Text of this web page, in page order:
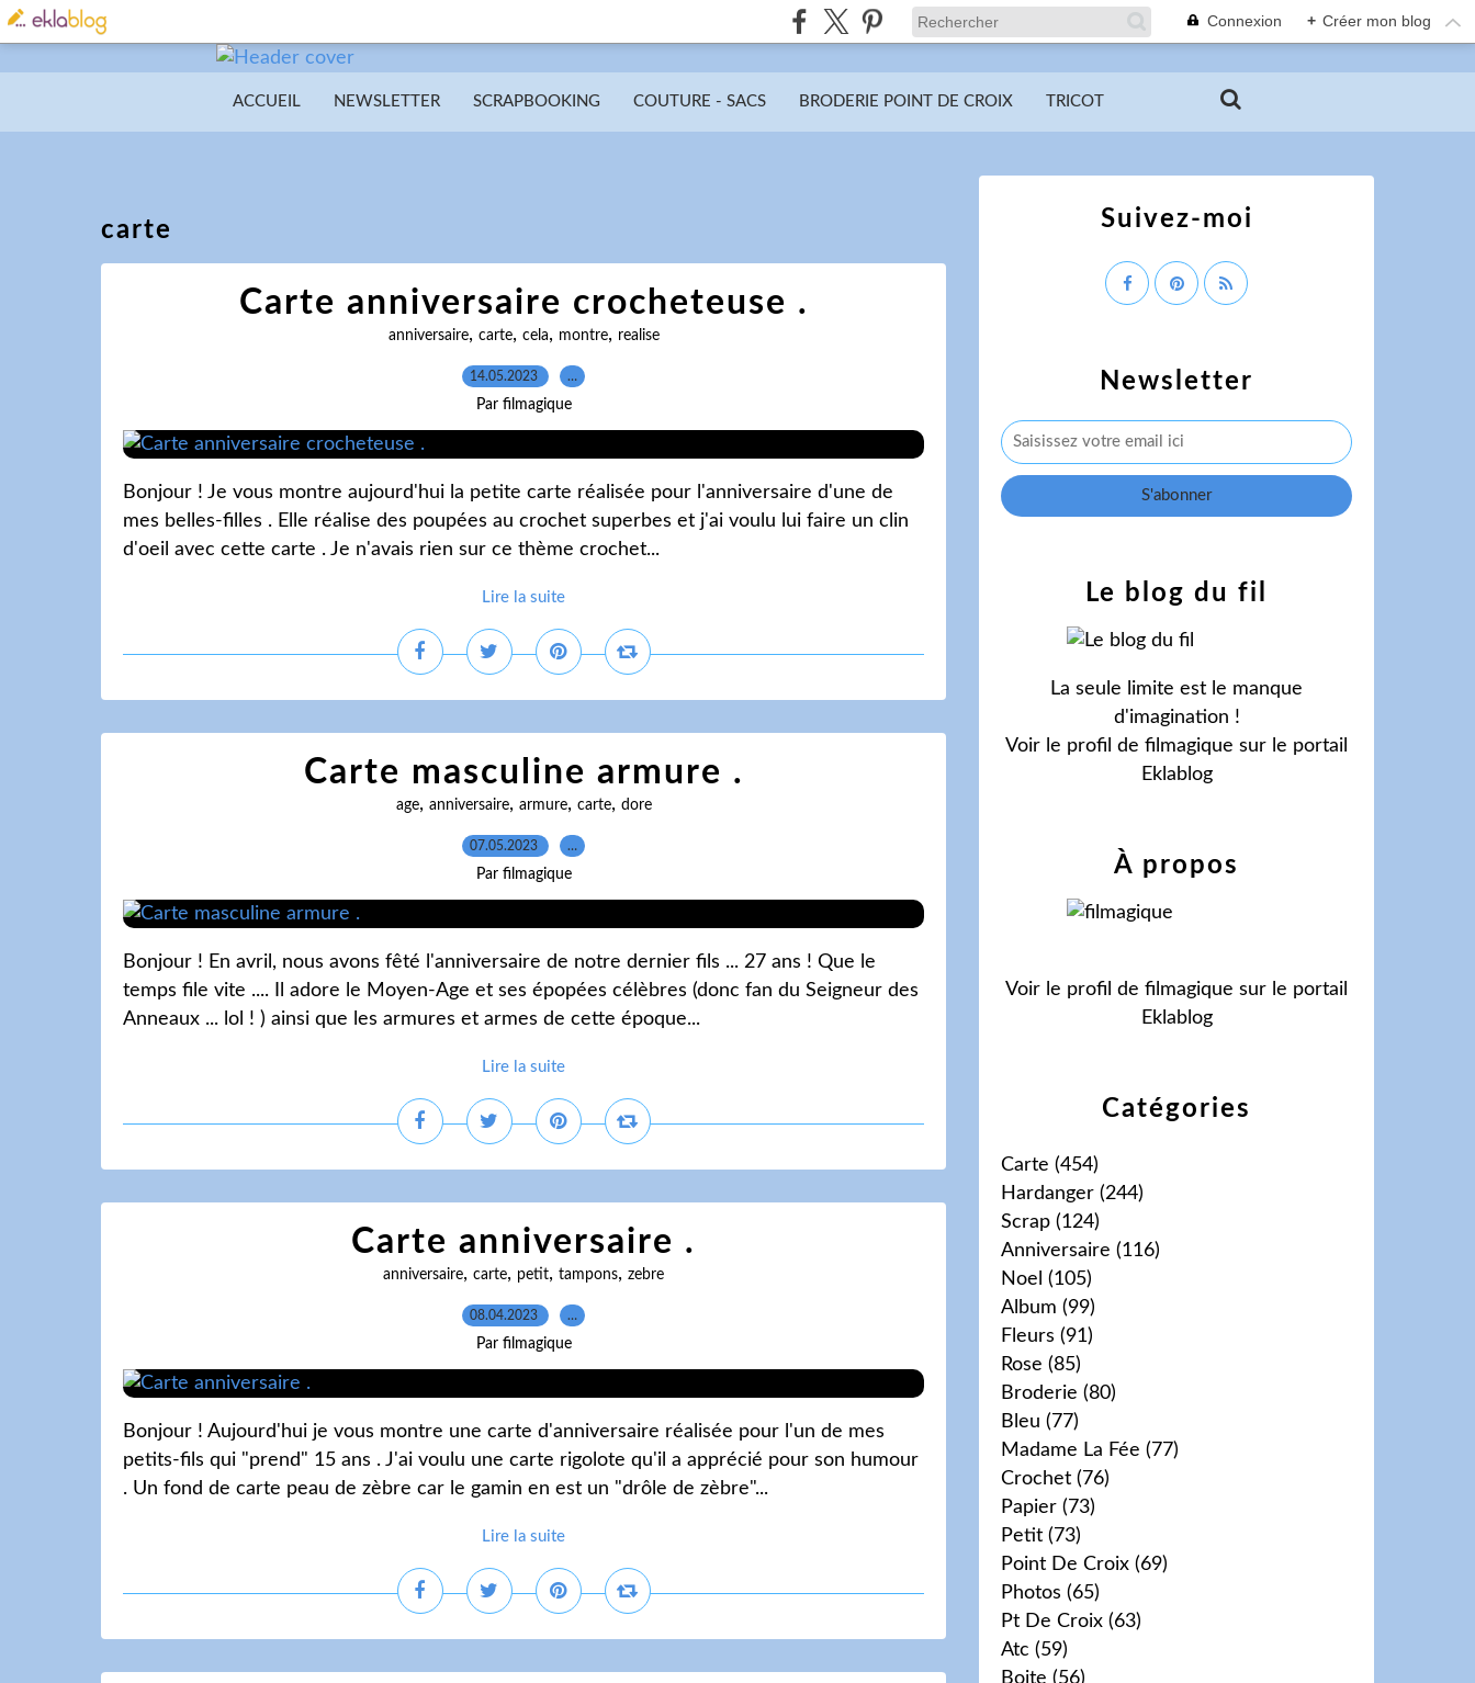
Connexion + Créer mon blog
ACCUEIL NEWSLETTER SCRAPBOOKING COUTURE - SACS BRODERIE POINT DE CROIX TRICOT
carte
Carte anniversaire crocheteuse .
anniversaire, carte, cela, montre, realise
14.05.2023 …
Par filmagique
Bonjour ! Je vous montre aujourd'hui la petite carte réalisée pour l'anniversaire d'une de
mes belles-filles . Elle réalise des poupées au crochet superbes et j'ai voulu lui faire un clin
d'oeil avec cette carte . Je n'avais rien sur ce thème crochet...
Lire la suite
Carte masculine armure .
age, anniversaire, armure, carte, dore
07.05.2023 …
Par filmagique
Bonjour ! En avril, nous avons fêté l'anniversaire de notre dernier fils ... 27 ans ! Que le
temps file vite .... Il adore le Moyen-Age et ses épopées célèbres (donc fan du Seigneur des
Anneaux ... lol ! ) ainsi que les armures et armes de cette époque...
Lire la suite
Carte anniversaire .
anniversaire, carte, petit, tampons, zebre
08.04.2023 …
Par filmagique
Bonjour ! Aujourd'hui je vous montre une carte d'anniversaire réalisée pour l'un de mes
petits-fils qui "prend" 15 ans . J'ai voulu une carte rigolote qu'il a apprécié pour son humour
. Un fond de carte peau de zèbre car le gamin en est un "drôle de zèbre"...
Lire la suite
Newsletter
Catégories
Carte (454)
Hardanger (244)
Scrap (124)
Anniversaire (116)
Noel (105)
Album (99)
Fleurs (91)
Rose (85)
Broderie (80)
Bleu (77)
Madame La Fée (77)
Crochet (76)
Papier (73)
Petit (73)
Point De Croix (69)
Photos (65)
Pt De Croix (63)
Atc (59)
Boite (56)
Le blog du fil
La seule limite est le manque
d'imagination !
Voir le profil de filmagique sur le portail
Eklablog
Suivez-moi
À propos
Voir le profil de filmagique sur le portail
Eklablog